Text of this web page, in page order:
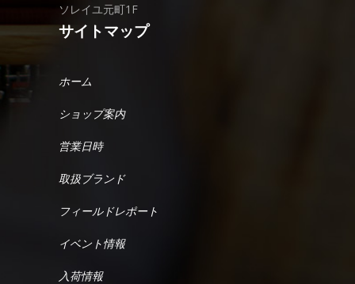
ソレイユ元町1F
サイトマップ
ホーム
ショップ案内
営業日時
取扱ブランド
フィールドレポート
イベント情報
入荷情報